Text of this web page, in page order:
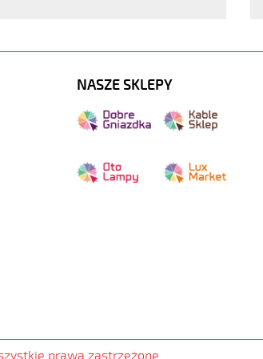
NASZE SKLEPY